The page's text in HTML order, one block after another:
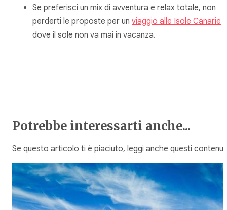
Se preferisci un mix di avventura e relax totale, non
perderti le proposte per un viaggio alle Isole Canarie
dove il sole non va mai in vacanza.
Potrebbe interessarti anche...
Se questo articolo ti è piaciuto, leggi anche questi